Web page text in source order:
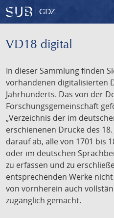
GDZ
VD18 digital
In dieser Sammlung finden
vorhandenen digitalisierten
Jahrhunderts. Das von der
Forschungsgemeinschaft
„Verzeichnis der im
erschienenen Drucke des
darauf ab, alle von 1701 bis
oder im deutschen
zu erfassen und zu
entsprechenden Werke
von vornherein auch
zugänglich gemacht.